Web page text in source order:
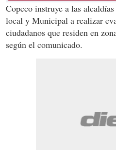
Copeco instruye a las
local y Municipal a realizar
ciudadanos que residen en
según el comunicado.